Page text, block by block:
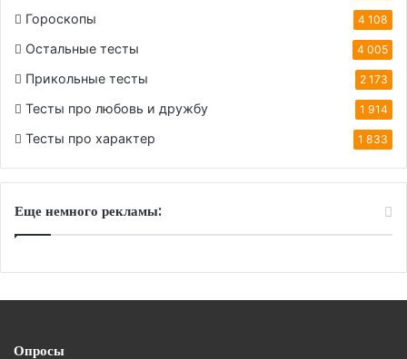
Гороскопы 4 108
Остальные тесты 4 005
Прикольные тесты 2 173
Тесты про любовь и дружбу 1 914
Тесты про характер 1 833
Еще немного рекламы:
Опросы